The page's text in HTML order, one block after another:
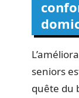
seniors
quête du